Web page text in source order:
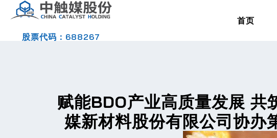
股票代码：688267
首页
赋能BDO产业高质量发展 共
媒新材料股份有限公司协办